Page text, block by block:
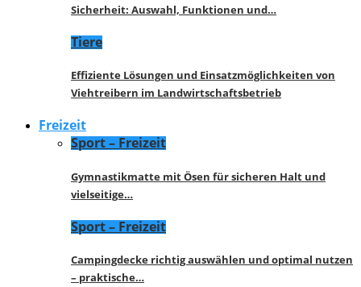
Sicherheit: Auswahl, Funktionen und…
Tiere
Effiziente Lösungen und Einsatzmöglichkeiten von
Viehtreibern im Landwirtschaftsbetrieb
Freizeit
Sport – Freizeit
Gymnastikmatte mit Ösen für sicheren Halt und
vielseitige…
Sport – Freizeit
Campingdecke richtig auswählen und optimal nutzen
– praktische…